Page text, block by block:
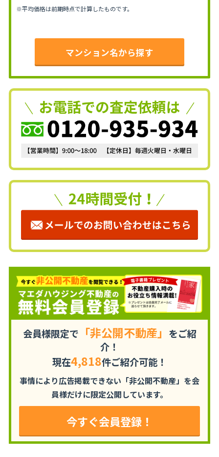
※平均価格は前期時点で計算したものです。
マンション名から探す
会員様限定で 「非公開不動産」 をご紹
介！
現在4,818件ご紹介可能！
事情により広告掲載できない「非公開不動産」を会
員様だけに限定公開しています。
今すぐ会員登録！